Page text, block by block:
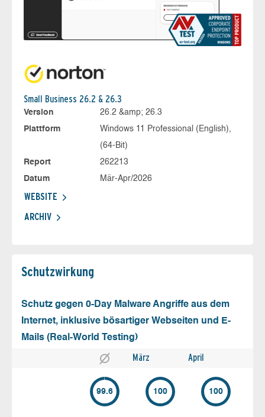
Small Business 26.2 & 26.3
Version
26.2 &amp; 26.3
Plattform
Windows 11 Professional (English),
(64-Bit)
Report
262213
Datum
Mär-Apr/2026
WEBSITE
ARCHIV
Schutz­wirkung
Schutz gegen 0-Day Malware Angriffe aus dem
Internet, inklusive bösartiger Webseiten und E-
Mails (Real-World Testing)
März April
99.6 100 100